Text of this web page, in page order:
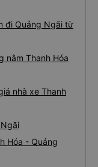
đi Quảng Ngãi từ
nằm Thanh Hóa
nhà xe Thanh
Hóa - Quảng